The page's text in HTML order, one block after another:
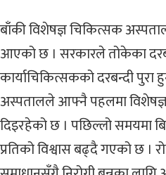
बाँकी विशेषज्ञ चिकित्सक
आएको छ । सरकारले तोकेका
कार्याचिकित्सकको दरबन्दी
अस्पतालले आफ्नै पहलमा
दिइरहेको छ । पछिल्लो समयमा
प्रतिको विश्वास बढ्दै गएको छ ।